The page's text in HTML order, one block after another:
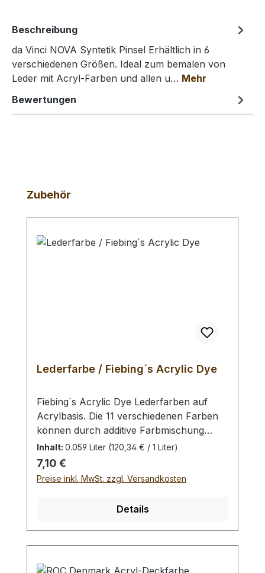
Beschreibung
da Vinci NOVA Syntetik Pinsel Erhältlich in 6
verschiedenen Größen. Ideal zum bemalen von
Leder mit Acryl-Farben und allen u… Mehr
Bewertungen
Produktgalerie überspringen
Zubehör
Lederfarbe / Fiebing´s Acrylic Dye
Fiebing`s Acrylic Dye Lederfarben auf
Acrylbasis. Die 11 verschiedenen Farben
können durch additive Farbmischung
vermengt werden. So können Sie sich
Ihre Wunschfarbe selbst herstellen. Bitte
tragen Sie die Farbe mit einem feinen
Pinsel auf. Mit dieser Farbe können Sie
Bild. Die Farbe ist nach dem
Trockenvorgang auf dem Leder flexibel.
Vor Gebrauch gut schütteln. Konsistenz:
Inhalt: 0.059 Liter (120,34 € / 1 Liter)
Regulärer Preis:
7,10 €
Preise inkl. MwSt. zzgl. Versandkosten
Details